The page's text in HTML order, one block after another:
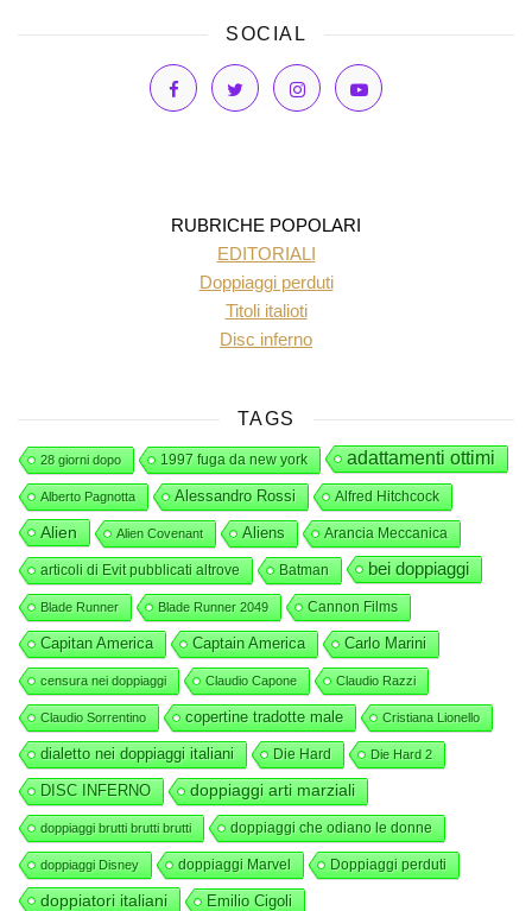
SOCIAL
RUBRICHE POPOLARI
EDITORIALI
Doppiaggi perduti
Titoli italioti
Disc inferno
TAGS
28 giorni dopo 1997 fuga da new york adattamenti ottimi
Alberto Pagnotta Alessandro Rossi Alfred Hitchcock
Alien Alien Covenant Aliens Arancia Meccanica
articoli di Evit pubblicati altrove Batman bei doppiaggi
Blade Runner Blade Runner 2049 Cannon Films
Capitan America Captain America Carlo Marini
censura nei doppiaggi Claudio Capone Claudio Razzi
Claudio Sorrentino copertine tradotte male Cristiana Lionello
dialetto nei doppiaggi italiani Die Hard Die Hard 2
DISC INFERNO doppiaggi arti marziali
doppiaggi brutti brutti brutti doppiaggi che odiano le donne
doppiaggi Disney doppiaggi Marvel Doppiaggi perduti
doppiatori italiani Emilio Cigoli